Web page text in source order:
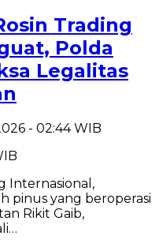
Trading
Polda
Legalitas
- 02:44 WIB
Internasional,
pinus yang beroperasi
Rikit Gaib,